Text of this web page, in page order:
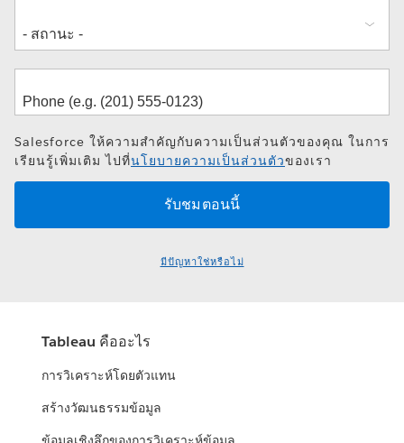
Salesforce ให้ความสำคัญกับความเป็นส่วนตัวของคุณ ในการ
เรียนรู้เพิ่มเติม ไปที่นโยบายความเป็นส่วนตัวของเรา
มีปัญหาใช่หรือไม่
Tableau คืออะไร
การวิเคราะห์โดยตัวแทน
สร้างวัฒนธรรมข้อมูล